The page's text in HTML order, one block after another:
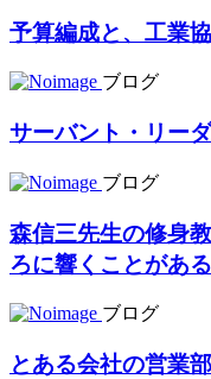
予算編成と、工業
ブログ
サーバント・リー
ブログ
森信三先生の修身
ろに響くことがある
ブログ
とある会社の営業